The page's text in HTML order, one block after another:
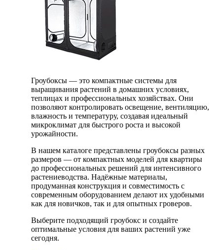
Гроубоксы — это компактные системы для
выращивания растений в домашних условиях,
теплицах и профессиональных хозяйствах. Они
позволяют контролировать освещение, вентиляцию,
влажность и температуру, создавая идеальный
микроклимат для быстрого роста и высокой
урожайности.
В нашем каталоге представлены гроубоксы разных
размеров — от компактных моделей для квартиры
до профессиональных решений для интенсивного
растениеводства. Надёжные материалы,
продуманная конструкция и совместимость с
современным оборудованием делают их удобными
как для новичков, так и для опытных гроверов.
Выберите подходящий гроубокс и создайте
оптимальные условия для ваших растений уже
сегодня.